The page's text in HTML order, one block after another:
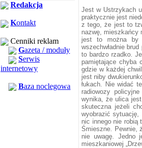
Redakcja
Kontakt
Cenniki reklam
Gazeta / moduły
Serwis
internetowy
Baza noclegowa
Jest w Ustrzykach
praktycznie jest
z tego, że jest to
nazwę, mieszkańcy
jest to można by
wszechwładnie
to bardzo rzadko.
pamiętające chyba
gdzie w każdej
jest niby
łukach. Nie widać
radiowozy
wynika, że ulica
skuteczna jeżeli
wyobrazić
nic innego nie robią
Śmieszne. Pewnie,
nie uwagę. Jedno
mieszkaniowej